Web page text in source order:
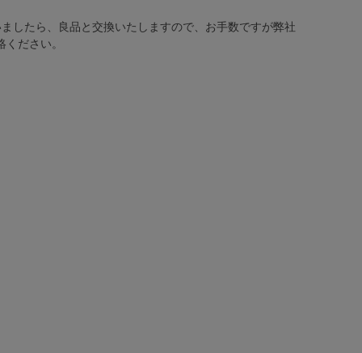
したら、良品と交換いたしますので、お手数ですが弊社
ださい。